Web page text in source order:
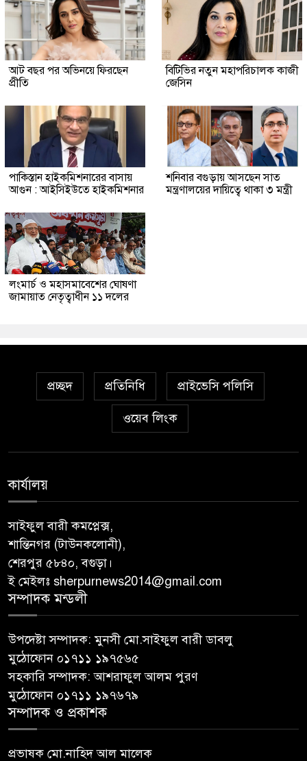
আট বছর পর অভিনয়ে ফিরছেন
প্রীতি
বিটিভির নতুন মহাপরিচালক কাজী
জেসিন
পাকিস্তান হাইকমিশনারের বাসায়
আগুন : আইসিইউতে হাইকমিশনার
শনিবার বগুড়ায় আসছেন সাত
মন্ত্রণালয়ের দায়িত্বে থাকা ৩ মন্ত্রী
লংমার্চ ও মহাসমাবেশের ঘোষণা
জামায়াত নেতৃত্বাধীন ১১ দলের
প্রচ্ছদ প্রতিনিধি প্রাইভেসি পলিসি
ওয়েব লিংক
কার্যালয়
সাইফুল বারী কমপ্লেক্স,
শান্তিনগর (টাউনকলোনী),
শেরপুর ৫৮৪০, বগুড়া।
ই মেইলঃ sherpurnews2014@gmail.com
সম্পাদক মন্ডলী
উপদেষ্টা সম্পাদক: মুনসী মো.সাইফুল বারী ডাবলু
মুঠোফোন ০১৭১১ ১৯৭৫৬৫
সহকারি সম্পাদক: আশরাফুল আলম পুরণ
মুঠোফোন ০১৭১১ ১৯৭৬৭৯
সম্পাদক ও প্রকাশক
প্রভাষক মো.নাহিদ আল মালেক